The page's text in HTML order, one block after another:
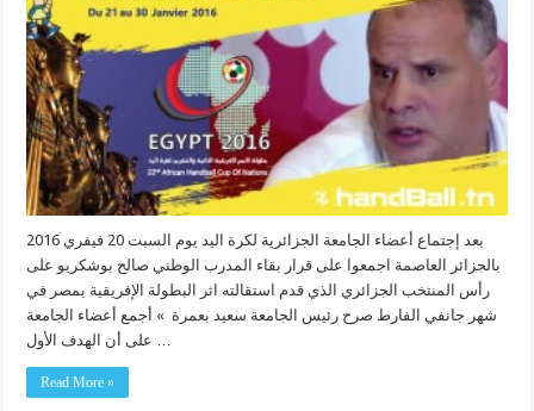
بعد إجتماع أعضاء الجامعة الجزائرية لكرة اليد يوم السبت 20 فيفري 2016
بالجزائر العاصمة اجمعوا على قرار بقاء المدرب الوطني صالح بوشكريو على
رأس المنتخب الجزائري الذي قدم استقالته اثر البطولة الإفريقية بمصر في
شهر جانفي الفارط صرح رئيس الجامعة سعيد بعمرة » أجمع أعضاء الجامعة
على أن الهدف الأول …
Read More »